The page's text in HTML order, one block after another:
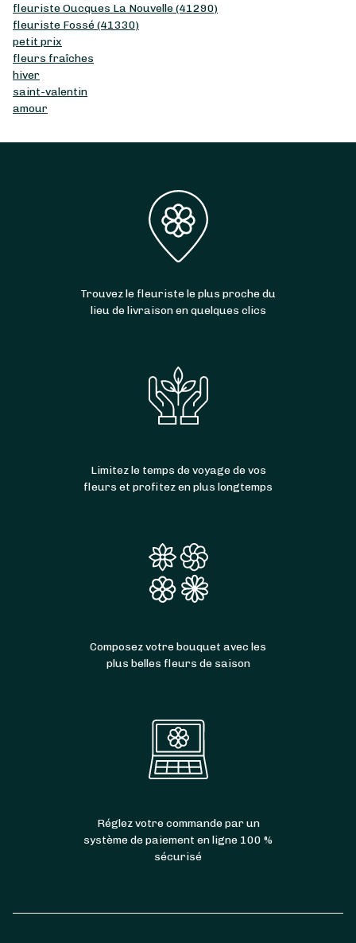
fleuriste Oucques La Nouvelle (41290)
fleuriste Fossé (41330)
petit prix
fleurs fraîches
hiver
saint-valentin
amour
Trouvez le fleuriste le plus proche du
lieu de livraison en quelques clics
Limitez le temps de voyage de vos
fleurs et profitez en plus longtemps
Composez votre bouquet avec les
plus belles fleurs de saison
Réglez votre commande par un
système de paiement en ligne 100 %
sécurisé